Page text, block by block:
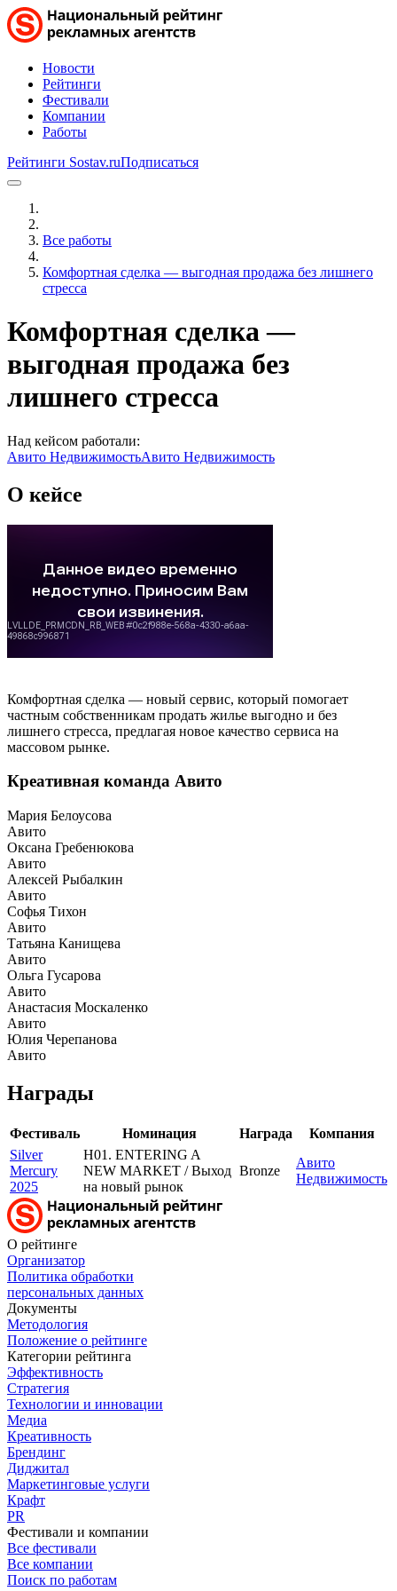
Новости
Рейтинги
Фестивали
Компании
Работы
Рейтинги Sostav.ruПодписаться
Все работы
Комфортная сделка — выгодная продажа без лишнего
стресса
Комфортная сделка —
выгодная продажа без
лишнего стресса
Над кейсом работали:
Авито НедвижимостьАвито Недвижимость
О кейсе
Комфортная сделка — новый сервис, который помогает
частным собственникам продать жилье выгодно и без
лишнего стресса, предлагая новое качество сервиса на
массовом рынке.
Креативная команда Авито
Мария Белоусова
Авито
Оксана Гребенюкова
Авито
Алексей Рыбалкин
Авито
Софья Тихон
Авито
Татьяна Канищева
Авито
Ольга Гусарова
Авито
Анастасия Москаленко
Авито
Юлия Черепанова
Авито
Награды
Фестиваль Номинация Награда
Компания
Silver
Mercury
2025
H01. ENTERING A
NEW MARKET / Выход
на новый рынок
Bronze
Авито
Недвижимость
О рейтинге
Организатор
Политика обработки
персональных данных
Документы
Методология
Положение о рейтинге
Категории рейтинга
Эффективность
Стратегия
Технологии и инновации
Медиа
Креативность
Брендинг
Диджитал
Маркетинговые услуги
Крафт
PR
Фестивали и компании
Все фестивали
Все компании
Поиск по работам